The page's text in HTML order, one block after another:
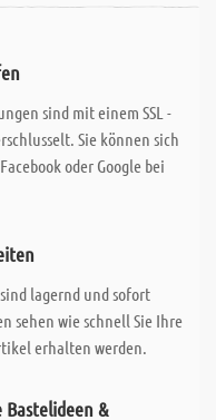
sind mit einem SSL -
Sie können sich
oder Google bei
lagernd und sofort
sehen wie schnell Sie Ihre
erhalten werden.
Bastelideen &